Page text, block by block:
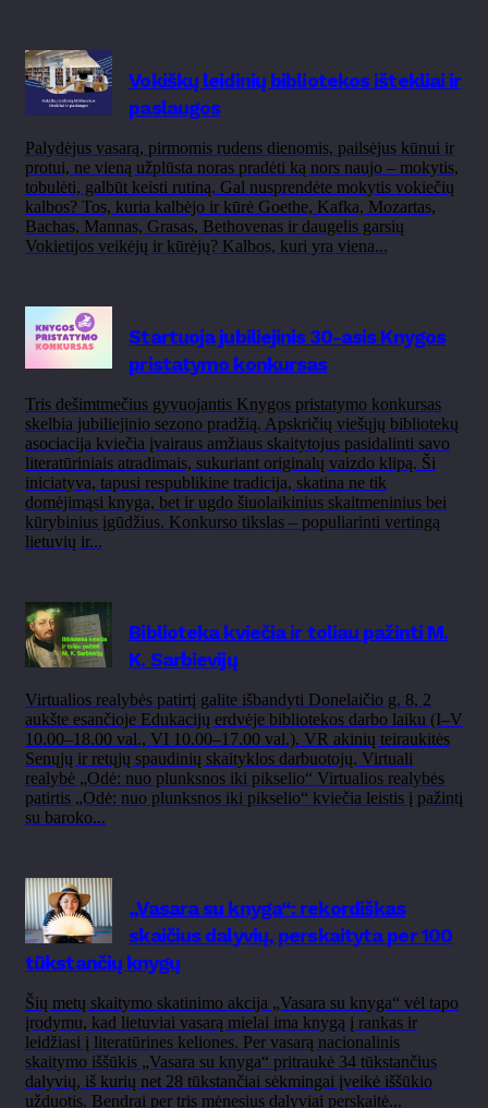
Vokiškų leidinių bibliotekos ištekliai ir
paslaugos
Palydėjus vasarą, pirmomis rudens dienomis, pailsėjus kūnui ir
protui, ne vieną užplūsta noras pradėti ką nors naujo – mokytis,
tobulėti, galbūt keisti rutiną. Gal nusprendėte mokytis vokiečių
kalbos? Tos, kuria kalbėjo ir kūrė Goethe, Kafka, Mozartas,
Bachas, Mannas, Grasas, Bethovenas ir daugelis garsių
Vokietijos veikėjų ir kūrėjų? Kalbos, kuri yra viena...
Startuoja jubiliejinis 30-asis Knygos
pristatymo konkursas
Tris dešimtmečius gyvuojantis Knygos pristatymo konkursas
skelbia jubiliejinio sezono pradžią. Apskričių viešųjų bibliotekų
asociacija kviečia įvairaus amžiaus skaitytojus pasidalinti savo
literatūriniais atradimais, sukuriant originalų vaizdo klipą. Ši
iniciatyva, tapusi respublikine tradicija, skatina ne tik
domėjimąsi knyga, bet ir ugdo šiuolaikinius skaitmeninius bei
kūrybinius įgūdžius. Konkurso tikslas – populiarinti vertingą
lietuvių ir...
Biblioteka kviečia ir toliau pažinti M.
K. Sarbievijų
Virtualios realybės patirtį galite išbandyti Donelaičio g. 8, 2
aukšte esančioje Edukacijų erdvėje bibliotekos darbo laiku (I–V
10.00–18.00 val., VI 10.00–17.00 val.). VR akinių teiraukitės
Senųjų ir retųjų spaudinių skaityklos darbuotojų. Virtuali
realybė „Odė: nuo plunksnos iki pikselio“ Virtualios realybės
patirtis „Odė: nuo plunksnos iki pikselio“ kviečia leistis į pažintį
su baroko...
„Vasara su knyga“: rekordiškas
skaičius dalyvių, perskaityta per 100
tūkstančių knygų
Šių metų skaitymo skatinimo akcija „Vasara su knyga“ vėl tapo
įrodymu, kad lietuviai vasarą mielai ima knygą į rankas ir
leidžiasi į literatūrines keliones. Per vasarą nacionalinis
skaitymo iššūkis „Vasara su knyga“ pritraukė 34 tūkstančius
dalyvių, iš kurių net 28 tūkstančiai sėkmingai įveikė iššūkio
užduotis. Bendrai per tris mėnesius dalyviai perskaitė...